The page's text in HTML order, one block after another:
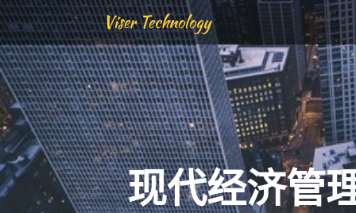
Viser Technology
现代经济管